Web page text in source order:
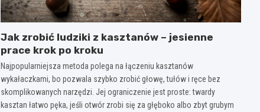
Jak zrobić ludziki z kasztanów – jesienne
prace krok po kroku
Najpopularniejsza metoda polega na łączeniu kasztanów
wykałaczkami, bo pozwala szybko zrobić głowę, tułów i ręce bez
skomplikowanych narzędzi. Jej ograniczenie jest proste: twardy
kasztan łatwo pęka, jeśli otwór zrobi się za głęboko albo zbyt grubym